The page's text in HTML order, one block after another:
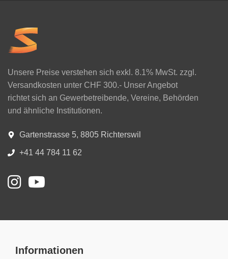
Unsere Preise verstehen sich exkl. 8.1% MwSt. zzgl.
Versandkosten unter CHF 300.- Unser Angebot
richtet sich an Gewerbetreibende, Vereine, Behörden
und ähnliche Institutionen.
Gartenstrasse 5, 8805 Richterswil
+41 44 784 11 62
Informationen